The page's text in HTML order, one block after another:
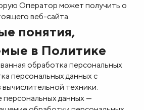
Оператор может получить о
веб-сайта.
понятия,
в Политике
обработка персональных
персональных данных с
техники.
персональных данных —